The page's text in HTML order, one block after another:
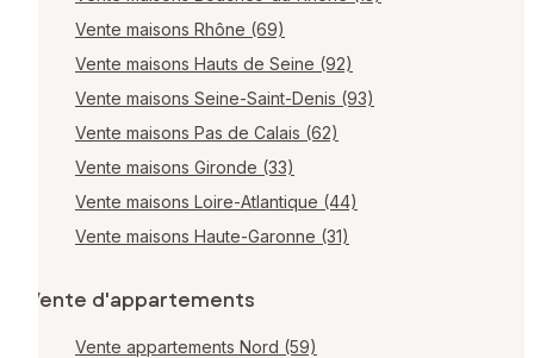
Vente maisons Rhône (69)
Vente maisons Hauts de Seine (92)
Vente maisons Seine-Saint-Denis (93)
Vente maisons Pas de Calais (62)
Vente maisons Gironde (33)
Vente maisons Loire-Atlantique (44)
Vente maisons Haute-Garonne (31)
Vente d'appartements
Vente appartements Nord (59)